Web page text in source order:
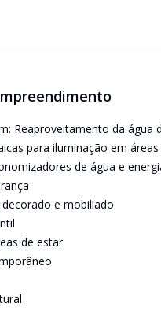
Reaproveitamento da água
para iluminação em
de água e
e mobiliado
de estar